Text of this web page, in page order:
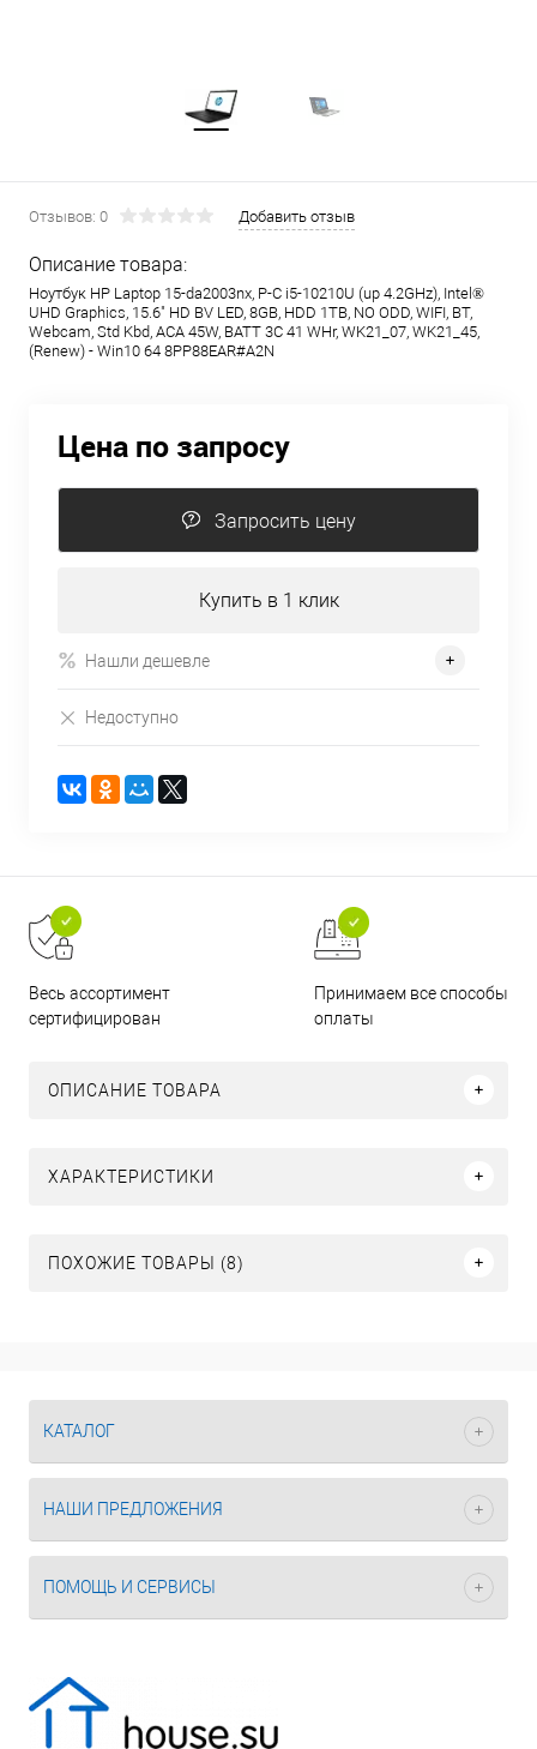
Отзывов: 0 Добавить отзыв
Описание товара:
Ноутбук HP Laptop 15-da2003nx, P-C i5-10210U (up 4.2GHz), Intel®
UHD Graphics, 15.6" HD BV LED, 8GB, HDD 1TB, NO ODD, WIFI, BT,
Webcam, Std Kbd, ACA 45W, BATT 3C 41 WHr, WK21_07, WK21_45,
(Renew) - Win10 64 8PP88EAR#A2N
Цена по запросу
Запросить цену
Купить в 1 клик
Нашли дешевле
Недоступно
Весь ассортимент
сертифицирован
Принимаем все способы
оплаты
ОПИСАНИЕ ТОВАРА
ХАРАКТЕРИСТИКИ
ПОХОЖИЕ ТОВАРЫ (8)
КАТАЛОГ
НАШИ ПРЕДЛОЖЕНИЯ
ПОМОЩЬ И СЕРВИСЫ